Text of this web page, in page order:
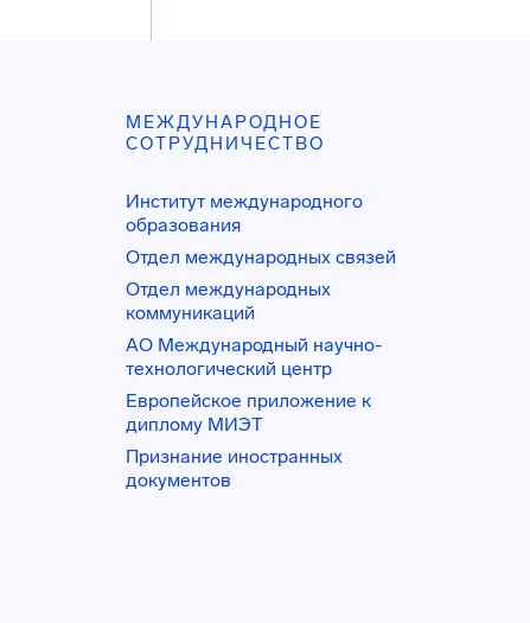
МЕЖДУНАРОДНОЕ
СОТРУДНИЧЕСТВО
Институт международного
образования
Отдел международных связей
Отдел международных
коммуникаций
АО Международный научно-
технологический центр
Европейское приложение к
диплому МИЭТ
Признание иностранных
документов